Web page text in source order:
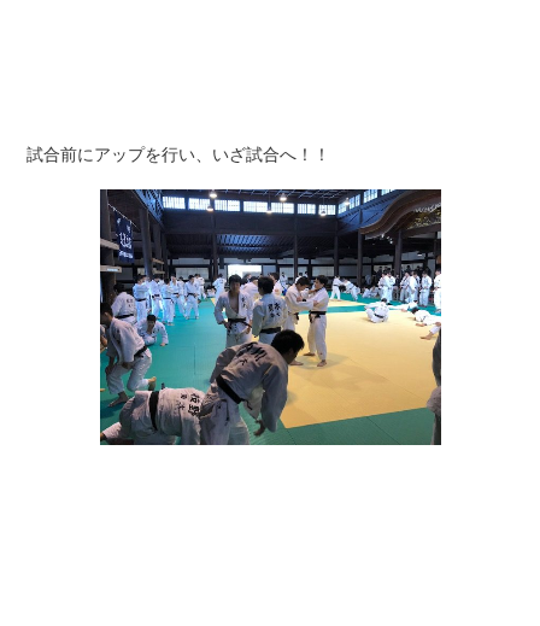
試合前にアップを行い、いざ試合へ！！